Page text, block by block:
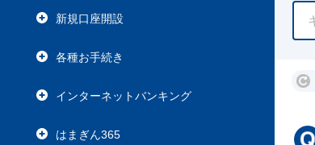
新規口座開設
各種お手続き
インターネットバンキング
はまぎん365